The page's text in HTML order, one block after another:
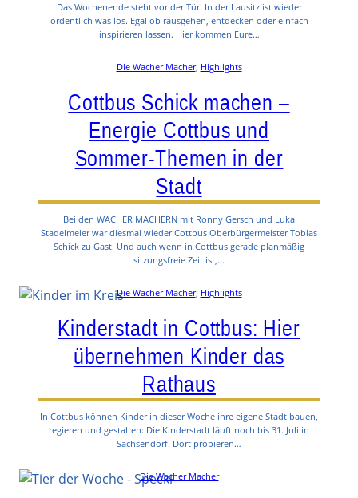
Das Wochenende steht vor der Tür! In der Lausitz ist wieder
ordentlich was los. Egal ob rausgehen, entdecken oder einfach
inspirieren lassen. Hier kommen Eure…
Die Wacher Macher, Highlights
Cottbus Schick machen –
Energie Cottbus und
Sommer-Themen in der
Stadt
Bei den WACHER MACHERN mit Ronny Gersch und Luka
Stadelmeier war diesmal wieder Cottbus Oberbürgermeister Tobias
Schick zu Gast. Und auch wenn in Cottbus gerade planmäßig
sitzungsfreie Zeit ist,…
Die Wacher Macher, Highlights
Kinderstadt in Cottbus: Hier
übernehmen Kinder das
Rathaus
In Cottbus können Kinder in dieser Woche ihre eigene Stadt bauen,
regieren und gestalten: Die Kinderstadt läuft noch bis 31. Juli in
Sachsendorf. Dort probieren…
Die Wacher Macher